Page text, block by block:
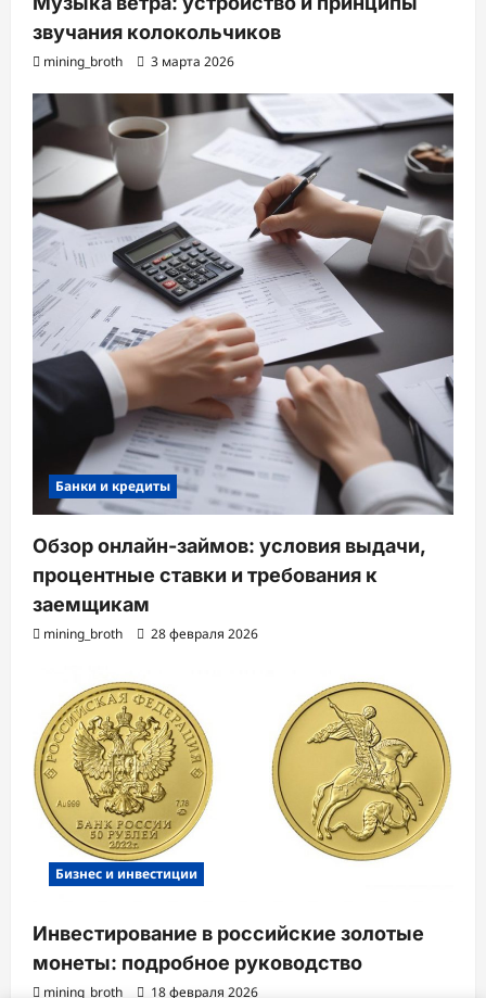
звучания колокольчиков
mining_broth 3 марта 2026
Банки и кредиты
Обзор онлайн-займов: условия выдачи,
процентные ставки и требования к
заемщикам
mining_broth 28 февраля 2026
Бизнес и инвестиции
Инвестирование в российские золотые
монеты: подробное руководство
mining_broth 18 февраля 2026